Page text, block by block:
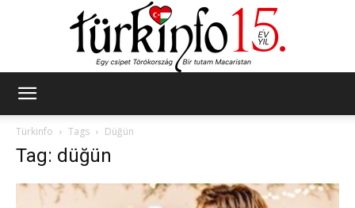
Türkinfo
Tags Düğün
Tag: düğün